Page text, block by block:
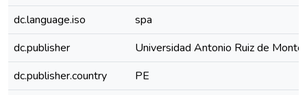
dc.language.iso
spa
dc.publisher
Universidad Antonio Ruiz de
dc.publisher.country
PE